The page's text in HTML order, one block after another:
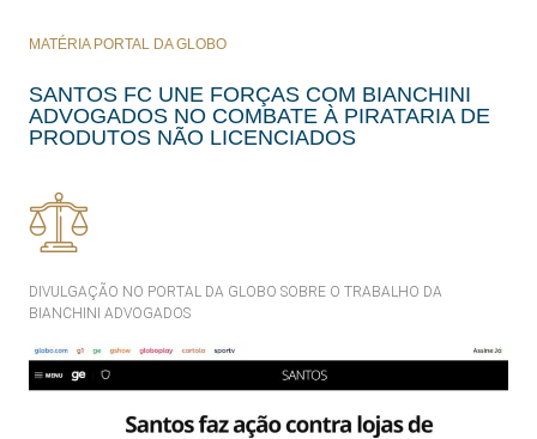
MATÉRIA PORTAL DA GLOBO
SANTOS FC UNE FORÇAS COM BIANCHINI
ADVOGADOS NO COMBATE À PIRATARIA DE
PRODUTOS NÃO LICENCIADOS
DIVULGAÇÃO NO PORTAL DA GLOBO SOBRE O TRABALHO DA
BIANCHINI ADVOGADOS